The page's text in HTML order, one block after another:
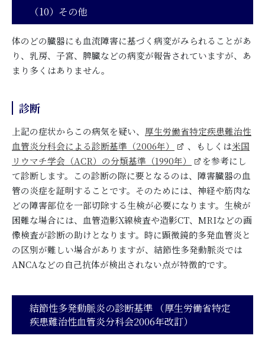
（10）その他
体のどの臓器にも血流障害に基づく病変がみられることがあ
り、乳房、子宮、脾臓などの病変が報告されていますが、あ
まり多くはありません。
診断
上記の症状からこの病気を疑い、 厚生労働省特定疾患難治性
血管炎分科会による診断基準（2006年）
、もしくは米国
リウマチ学会（ACR）の分類基準（1990年）
を参考にし
て診断します。この診断の際に要となるのは、障害臓器の血
管の炎症を証明することです。そのためには、神経や筋肉な
どの障害部位を一部切除する生検が必要になります。生検が
困難な場合には、血管造影X線検査や造影CT、MRIなどの画
像検査が診断の助けとなります。時に顕微鏡的多発血管炎と
の区別が難しい場合がありますが、結節性多発動脈炎では
ANCAなどの自己抗体が検出されない点が特徴的です。
結節性多発動脈炎の診断基準 （厚生労働省特定
疾患難治性血管炎分科会2006年改訂）